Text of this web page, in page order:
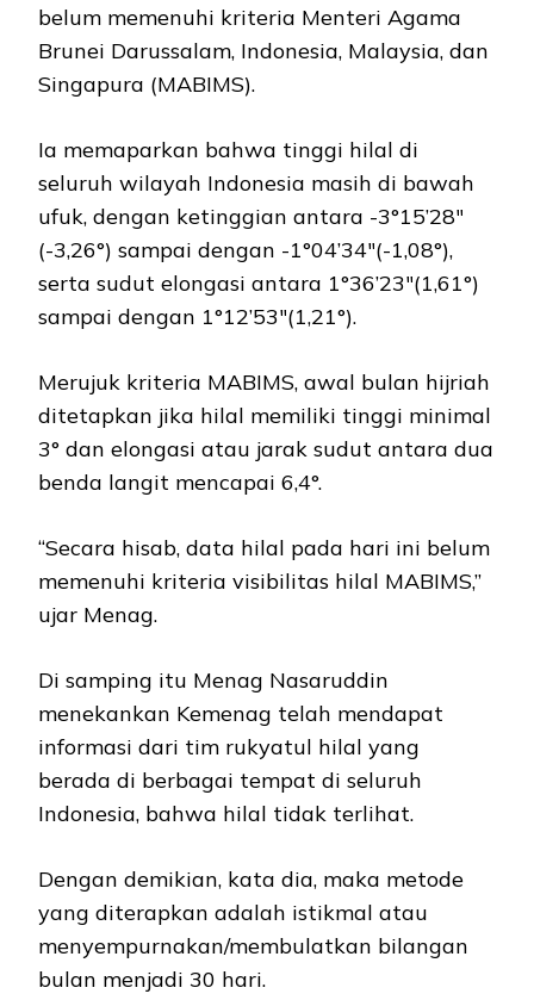
belum memenuhi kriteria Menteri Agama
Brunei Darussalam, Indonesia, Malaysia, dan
Singapura (MABIMS).
Ia memaparkan bahwa tinggi hilal di
seluruh wilayah Indonesia masih di bawah
ufuk, dengan ketinggian antara -3°15’28″
(-3,26°) sampai dengan -1°04’34″(-1,08°),
serta sudut elongasi antara 1°36’23″(1,61°)
sampai dengan 1°12’53″(1,21°).
Merujuk kriteria MABIMS, awal bulan hijriah
ditetapkan jika hilal memiliki tinggi minimal
3° dan elongasi atau jarak sudut antara dua
benda langit mencapai 6,4°.
“Secara hisab, data hilal pada hari ini belum
memenuhi kriteria visibilitas hilal MABIMS,”
ujar Menag.
Di samping itu Menag Nasaruddin
menekankan Kemenag telah mendapat
informasi dari tim rukyatul hilal yang
berada di berbagai tempat di seluruh
Indonesia, bahwa hilal tidak terlihat.
Dengan demikian, kata dia, maka metode
yang diterapkan adalah istikmal atau
menyempurnakan/membulatkan bilangan
bulan menjadi 30 hari.